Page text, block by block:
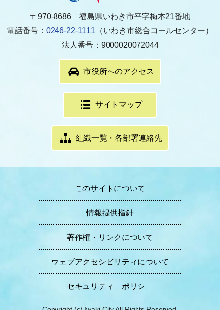
〒970-8686 福島県いわき市平字梅本21番地
電話番号： 0246-22-1111 （いわき市総合コールセンター）
法人番号：9000020072044
市役所へのアクセス
サイトマップ
組織一覧・各部署連絡先
このサイトについて
情報提供指針
著作権・リンクについて
ウェブアクセシビリティについて
セキュリティーポリシー